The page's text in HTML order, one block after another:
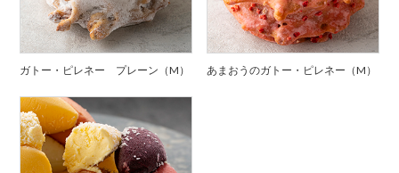
ガトー・ピレネー プレーン（M） あまおうのガトー・ピレネー（M）